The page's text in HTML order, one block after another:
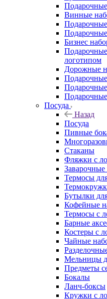
Винные
Бизнес
логотипом
Дорожные
Посуда
Назад
Посуда
Пивные
Стаканы
Фляжки с
Термосы
Бутылки
Кофейные
Термосы с
Барные
Костеры с
Чайные
Мельницы
Предметы
Бокалы
Ланч-боксы
Кружки с